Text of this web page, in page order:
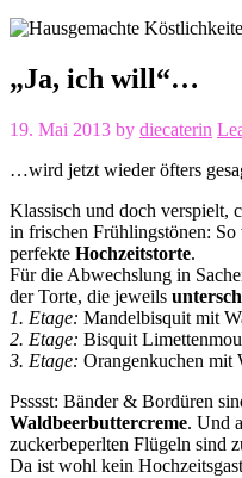
„Ja, ich will“…
19. Mai 2013 by diecaterin
…wird jetzt wieder öfters
Klassisch und doch verspielt,
in frischen Frühlingstönen:
perfekte Hochzeitstorte.
Für die Abwechslung in
der Torte, die jeweils
1. Etage: Mandelbisquit mit
2. Etage: Bisquit
3. Etage: Orangenkuchen mit
Psssst: Bänder & Bordüren
Waldbeerbuttercreme. Und
zuckerbeperlten Flügeln sind
Da ist wohl kein